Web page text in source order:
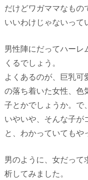
だけどワガママなもの
いいわけじゃないって
男性陣にだってハーレ
くるでしょう。
よくあるのが、巨乳可
の落ち着いた女性、色
子とかでしょうか。で
いやいや、そんな子が
と、わかっていてもや
男のように、女だって
析してみました。